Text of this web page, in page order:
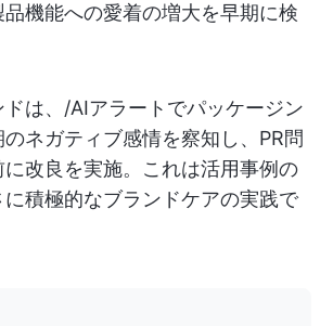
機能への愛着の増大を早期に検
は、/AIアラートでパッケージン
ネガティブ感情を察知し、PR問
改良を実施。これは活用事例の
積極的なブランドケアの実践で